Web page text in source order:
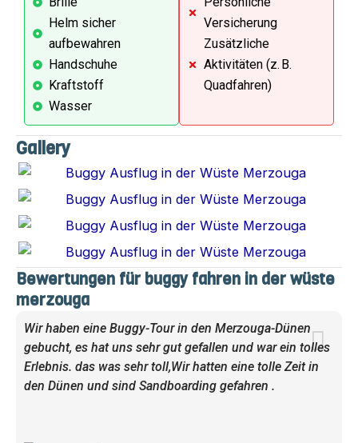
Helm sicher
aufbewahren
Handschuhe
Kraftstoff
Wasser
Versicherung
Zusätzliche
Aktivitäten (z. B.
Quadfahren)
Gallery
Bewertungen für buggy fahren in der wüste
merzouga
Wir haben eine Buggy-Tour in den Merzouga-Dünen
gebucht, es hat uns sehr gut gefallen und war ein tolles
Erlebnis. das was sehr toll,Wir hatten eine tolle Zeit in
den Dünen und sind Sandboarding gefahren .